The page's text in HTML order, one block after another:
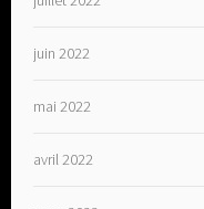
juin 2022
mai 2022
avril 2022